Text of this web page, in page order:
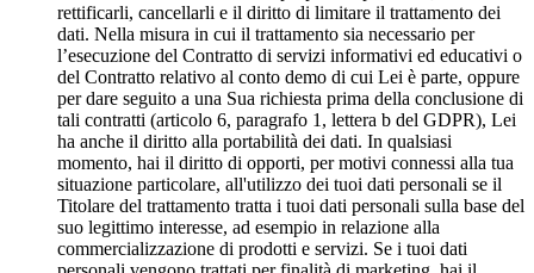
rettificarli, cancellarli e il diritto di limitare il trattamento dei
dati. Nella misura in cui il trattamento sia necessario per
l’esecuzione del Contratto di servizi informativi ed educativi o
del Contratto relativo al conto demo di cui Lei è parte, oppure
per dare seguito a una Sua richiesta prima della conclusione di
tali contratti (articolo 6, paragrafo 1, lettera b del GDPR), Lei
ha anche il diritto alla portabilità dei dati. In qualsiasi
momento, hai il diritto di opporti, per motivi connessi alla tua
situazione particolare, all'utilizzo dei tuoi dati personali se il
Titolare del trattamento tratta i tuoi dati personali sulla base del
suo legittimo interesse, ad esempio in relazione alla
commercializzazione di prodotti e servizi. Se i tuoi dati